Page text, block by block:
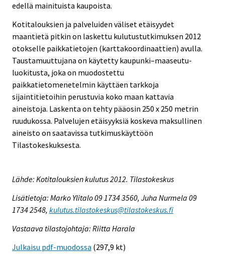
edellä mainituista kaupoista.
Kotitalouksien ja palveluiden väliset etäisyydet
maantietä pitkin on laskettu kulutustutkimuksen 2012
otokselle paikkatietojen (karttakoordinaattien) avulla.
Taustamuuttujana on käytetty kaupunki–maaseutu-
luokitusta, joka on muodostettu
paikkatietomenetelmin käyttäen tarkkoja
sijaintitietoihin perustuvia koko maan kattavia
aineistoja. Laskenta on tehty pääosin 250 x 250 metrin
ruudukossa. Palvelujen etäisyyksiä koskeva maksullinen
aineisto on saatavissa tutkimuskäyttöön
Tilastokeskuksesta.
Lähde: Kotitalouksien kulutus 2012. Tilastokeskus
Lisätietoja: Marko Ylitalo 09 1734 3560, Juha Nurmela 09
1734 2548, kulutus.tilastokeskus@tilastokeskus.fi
Vastaava tilastojohtaja: Riitta Harala
Julkaisu pdf-muodossa (297,9 kt)